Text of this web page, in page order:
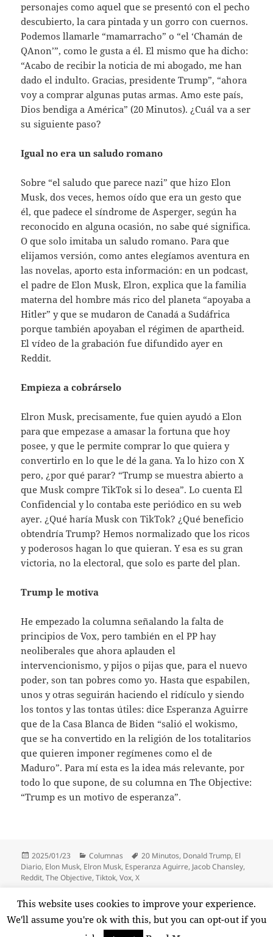
personajes como aquel que se presentó con el pecho
descubierto, la cara pintada y un gorro con cuernos.
Podemos llamarle “mamarracho” o “el ‘Chamán de
QAnon’”, como le gusta a él. El mismo que ha dicho:
“Acabo de recibir la noticia de mi abogado, me han
dado el indulto. Gracias, presidente Trump”, “ahora
voy a comprar algunas putas armas. Amo este país,
Dios bendiga a América” (20 Minutos). ¿Cuál va a ser
su siguiente paso?
Igual no era un saludo romano
Sobre “el saludo que parece nazi” que hizo Elon
Musk, dos veces, hemos oído que era un gesto que
él, que padece el síndrome de Asperger, según ha
reconocido en alguna ocasión, no sabe qué significa.
O que solo imitaba un saludo romano. Para que
elijamos versión, como antes elegíamos aventura en
las novelas, aporto esta información: en un podcast,
el padre de Elon Musk, Elron, explica que la familia
materna del hombre más rico del planeta “apoyaba a
Hitler” y que se mudaron de Canadá a Sudáfrica
porque también apoyaban el régimen de apartheid.
El vídeo de la grabación fue difundido ayer en
Reddit.
Empieza a cobrárselo
Elron Musk, precisamente, fue quien ayudó a Elon
para que empezase a amasar la fortuna que hoy
posee, y que le permite comprar lo que quiera y
convertirlo en lo que le dé la gana. Ya lo hizo con X
pero, ¿por qué parar? “Trump se muestra abierto a
que Musk compre TikTok si lo desea”. Lo cuenta El
Confidencial y lo contaba este periódico en su web
ayer. ¿Qué haría Musk con TikTok? ¿Qué beneficio
obtendría Trump? Hemos normalizado que los ricos
y poderosos hagan lo que quieran. Y esa es su gran
victoria, no la electoral, que solo es parte del plan.
Trump le motiva
He empezado la columna señalando la falta de
principios de Vox, pero también en el PP hay
neoliberales que ahora aplauden el
intervencionismo, y pijos o pijas que, para el nuevo
poder, son tan pobres como yo. Hasta que espabilen,
unos y otras seguirán haciendo el ridículo y siendo
los tontos y las tontas útiles: dice Esperanza Aguirre
que de la Casa Blanca de Biden “salió el wokismo,
que se ha convertido en la religión de los totalitarios
que quieren imponer regímenes como el de
Maduro”. Para mí esta es la idea más relevante, por
todo lo que supone, de su columna en The Objective:
“Trump es un motivo de esperanza”.
Publicado
el
2025/01/23 Categorías
Columnas Etiquetas
20 Minutos, Donald Trump, El
Diario, Elon Musk, Elron Musk, Esperanza Aguirre, Jacob Chansley,
Reddit,The Objective,Tiktok,Vox,X
Paginación
de
PÁGINA1
This website uses cookies to improve your experience.
We'll assume you're ok with this, but you can opt-out if you